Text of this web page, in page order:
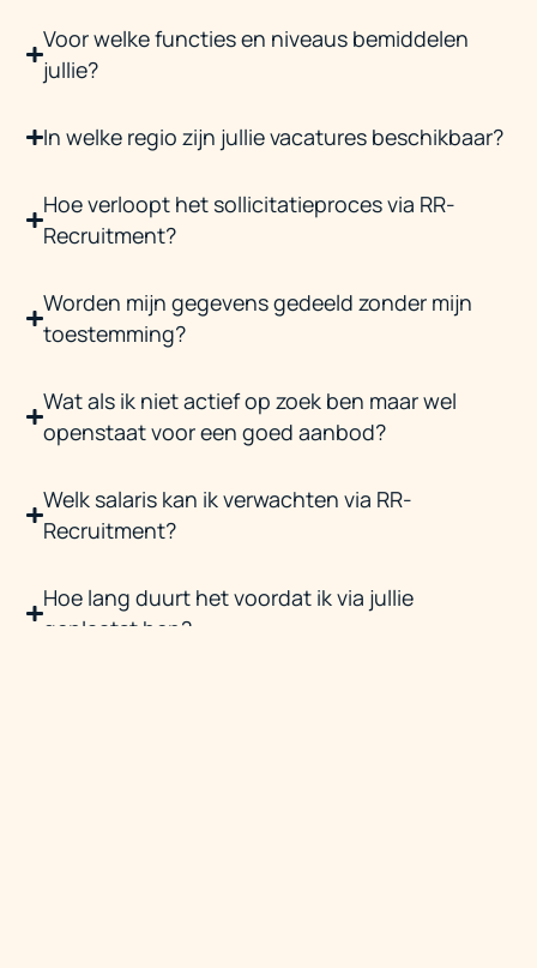
Voor welke functies en niveaus bemiddelen
jullie?
In welke regio zijn jullie vacatures beschikbaar?
Hoe verloopt het sollicitatieproces via RR-
Recruitment?
Worden mijn gegevens gedeeld zonder mijn
toestemming?
Wat als ik niet actief op zoek ben maar wel
openstaat voor een goed aanbod?
Welk salaris kan ik verwachten via RR-
Recruitment?
Hoe lang duurt het voordat ik via jullie
geplaatst ben?